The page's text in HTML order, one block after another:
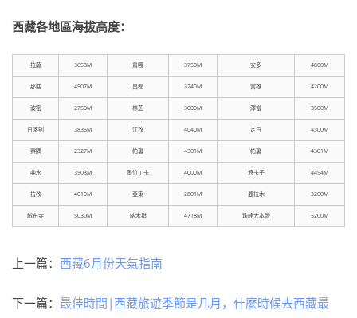
西藏各地區海拔高度：
拉薩 3658M 貢嘎 3750M 安多 4800M
那曲 4507M 昌都 3240M 當雄 4200M
波密 2750M 林芝 3000M 澤當 3500M
日喀則 3836M 江孜 4040M 定日 4300M
察隅 2327M 帕裏 4301M 帕裏 4301M
曲水 3503M 墨竹工卡 4000M 浪卡子 4454M
拉孜 4010M 亞東 2801M 聶拉木 3200M
絨布寺 5030M 納木措 4718M 珠峰大本營 5200M
上一篇： 西藏6月份天氣指南
下一篇： 最佳時間|西藏旅遊季節是几月，什麼時候去西藏最